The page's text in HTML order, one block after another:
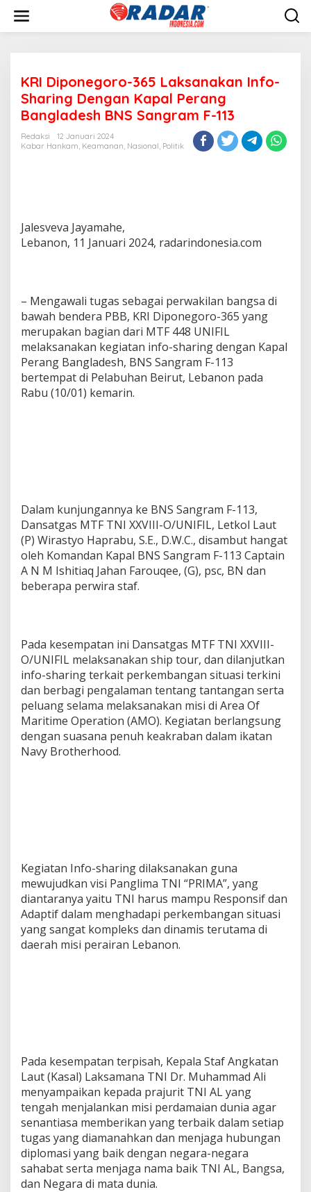
w
KRI Diponegoro-365 Laksanakan Info-
Sharing Dengan Kapal Perang
Bangladesh BNS Sangram F-113
Redaksi
12 Januari 2024
Kabar Hankam, Keamanan, Nasional, Politik
Jalesveva Jayamahe,
Lebanon, 11 Januari 2024, radarindonesia.com
– Mengawali tugas sebagai perwakilan bangsa di
bawah bendera PBB, KRI Diponegoro-365 yang
merupakan bagian dari MTF 448 UNIFIL
melaksanakan kegiatan info-sharing dengan Kapal
Perang Bangladesh, BNS Sangram F-113
bertempat di Pelabuhan Beirut, Lebanon pada
Rabu (10/01) kemarin.
Dalam kunjungannya ke BNS Sangram F-113,
Dansatgas MTF TNI XXVIII-O/UNIFIL, Letkol Laut
(P) Wirastyo Haprabu, S.E., D.W.C., disambut hangat
oleh Komandan Kapal BNS Sangram F-113 Captain
A N M Ishitiaq Jahan Farouqee, (G), psc, BN dan
beberapa perwira staf.
Pada kesempatan ini Dansatgas MTF TNI XXVIII-
O/UNIFIL melaksanakan ship tour, dan dilanjutkan
info-sharing terkait perkembangan situasi terkini
dan berbagi pengalaman tentang tantangan serta
peluang selama melaksanakan misi di Area Of
Maritime Operation (AMO). Kegiatan berlangsung
dengan suasana penuh keakraban dalam ikatan
Navy Brotherhood.
Kegiatan Info-sharing dilaksanakan guna
mewujudkan visi Panglima TNI “PRIMA”, yang
diantaranya yaitu TNI harus mampu Responsif dan
Adaptif dalam menghadapi perkembangan situasi
yang sangat kompleks dan dinamis terutama di
daerah misi perairan Lebanon.
Pada kesempatan terpisah, Kepala Staf Angkatan
Laut (Kasal) Laksamana TNI Dr. Muhammad Ali
menyampaikan kepada prajurit TNI AL yang
tengah menjalankan misi perdamaian dunia agar
senantiasa memberikan yang terbaik dalam setiap
tugas yang diamanahkan dan menjaga hubungan
diplomasi yang baik dengan negara-negara
sahabat serta menjaga nama baik TNI AL, Bangsa,
dan Negara di mata dunia.